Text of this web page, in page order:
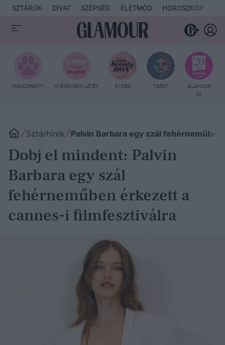
SZTÁROK DIVAT SZÉPSÉG ÉLETMÓD HOROSZKÓP
MANCSPARTY NYEREMÉNYJÁTÉK SYOSS TAROT
GLAMOUR
20
Sztárhírek Palvin Barbara egy szál
Dobj el mindent: Palvin
Barbara egy szál
fehérneműben érkezett a
cannes-i filmfesztiválra